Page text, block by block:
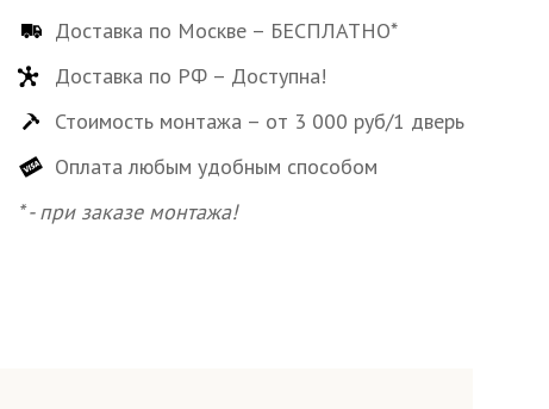
Доставка по Москве – БЕСПЛАТНО*
Доставка по РФ – Доступна!
Стоимость монтажа – от 3 000 руб/1 дверь
Оплата любым удобным способом
* - при заказе монтажа!